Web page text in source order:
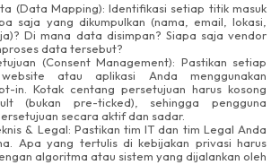
(Data Mapping): Identifikasi setiap titik masuk
saja yang dikumpulkan (nama, email, lokasi,
Di mana data disimpan? Siapa saja vendor
data tersebut?
(Consent Management): Pastikan setiap
atau aplikasi Anda menggunakan
in. Kotak centang persetujuan harus kosong
(bukan pre-ticked), sehingga pengguna
secara aktif dan sadar.
& Legal: Pastikan tim IT dan tim Legal Anda
Apa yang tertulis di kebijakan privasi harus
algoritma atau sistem yang dijalankan oleh